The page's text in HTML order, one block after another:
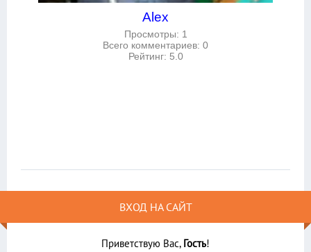
Alex
Просмотры: 1
Всего комментариев: 0
Рейтинг: 5.0
ВХОД НА САЙТ
Приветствую Вас, Гость!